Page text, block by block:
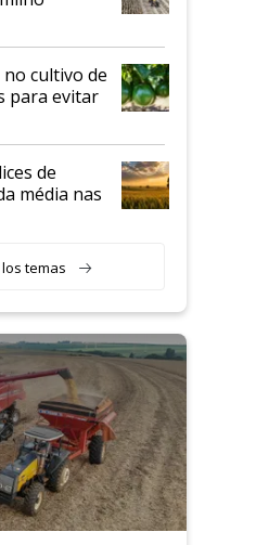
cultivo de
para evitar
de
média nas
temas